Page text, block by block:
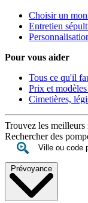
Choisir un
Entretien
Pour vous aider
Tous ce qu'il
Prix et
Cimetières,
Trouvez les meilleurs
Rechercher des
Prévoyance